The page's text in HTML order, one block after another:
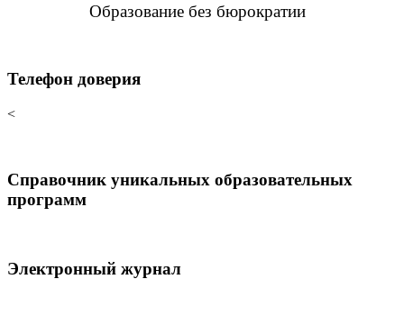
Образование без бюрократии
Телефон доверия
<
Справочник уникальных образовательных
программ
Электронный журнал